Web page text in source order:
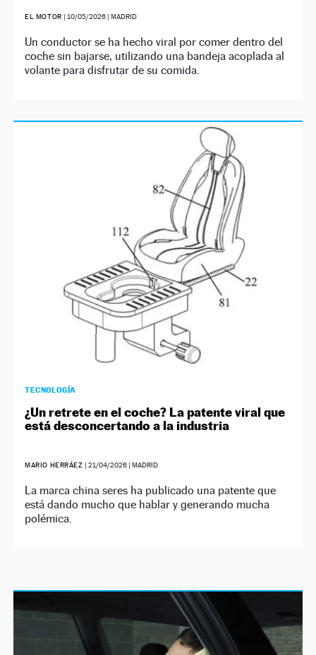
EL MOTOR | 10/05/2026| MADRID
Un conductor se ha hecho viral por comer dentro del
coche sin bajarse, utilizando una bandeja acoplada al
volante para disfrutar de su comida.
TECNOLOGÍA
¿Un retrete en el coche? La patente viral que
está desconcertando a la industria
MARIO HERRÁEZ | 21/04/2026| MADRID
La marca china seres ha publicado una patente que
está dando mucho que hablar y generando mucha
polémica.